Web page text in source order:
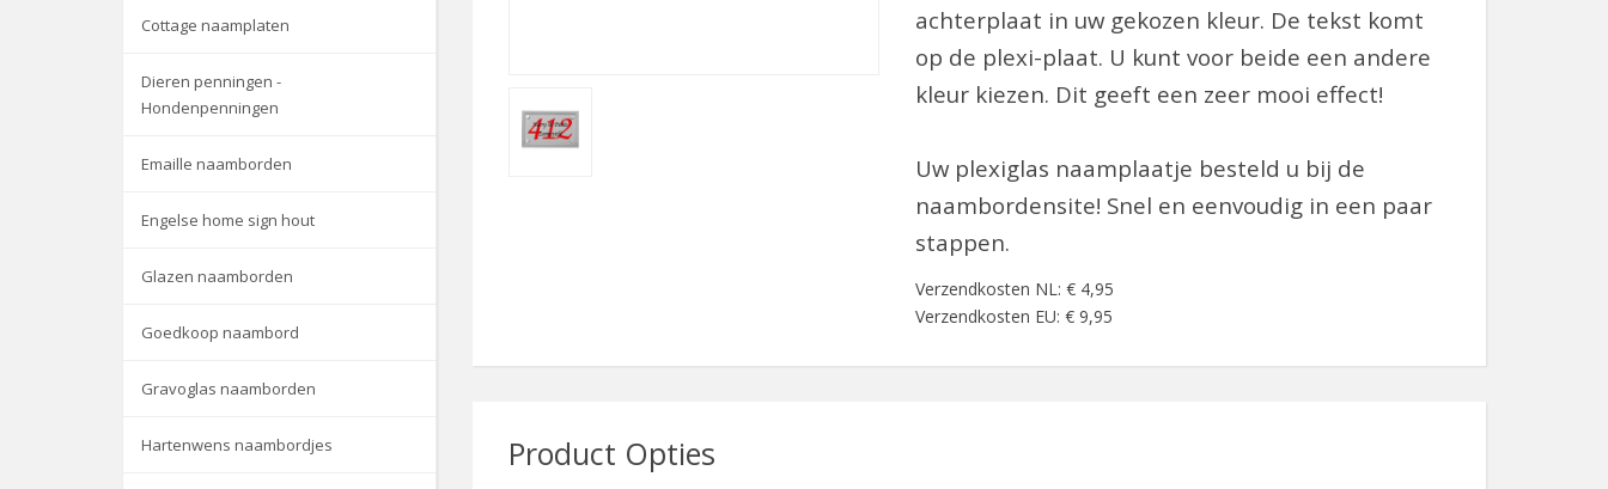
Cottage naamplaten
Dieren penningen -
Hondenpenningen
Emaille naamborden
Engelse home sign hout
Glazen naamborden
Goedkoop naambord
Gravoglas naamborden
Hartenwens naambordjes
achterplaat in uw gekozen kleur. De tekst komt
op de plexi-plaat. U kunt voor beide een andere
kleur kiezen. Dit geeft een zeer mooi effect!
Uw plexiglas naamplaatje besteld u bij de
naambordensite! Snel en eenvoudig in een paar
stappen.
Verzendkosten NL: € 4,95
Verzendkosten EU: € 9,95
Product Opties